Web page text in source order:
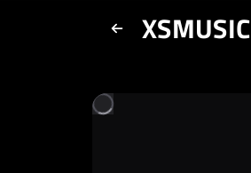
XSMUSIC